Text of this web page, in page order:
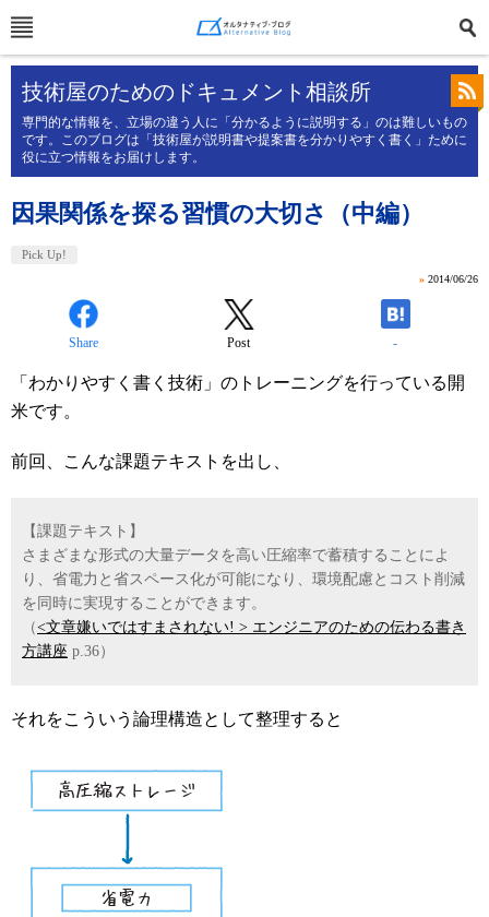
技術屋のためのドキュメント相談所
専門的な情報を、立場の違う人に「分かるように説明する」のは難しいもの
です。このブログは「技術屋が説明書や提案書を分かりやすく書く」ために
役に立つ情報をお届けします。
因果関係を探る習慣の大切さ（中編）
Pick Up!
» 2014/06/26
Share Post -
「わかりやすく書く技術」のトレーニングを行っている開
米です。
前回、こんな課題テキストを出し、
【課題テキスト】
さまざまな形式の大量データを高い圧縮率で蓄積することによ
り、省電力と省スペース化が可能になり、環境配慮とコスト削減
を同時に実現することができます。
（<文章嫌いではすまされない! > エンジニアのための伝わる書き
方講座 p.36）
それをこういう論理構造として整理すると